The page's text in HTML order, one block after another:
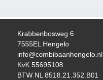
Krabbenbosweg 6
7555EL Hengelo
info@combibaanhengelo.nl
KvK 55695108
BTW NL 8518.21.352.B01